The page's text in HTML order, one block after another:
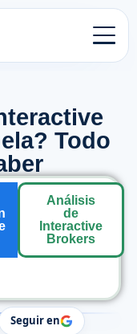
Todo
Análisis
de
Interactive
Brokers
Seguir en